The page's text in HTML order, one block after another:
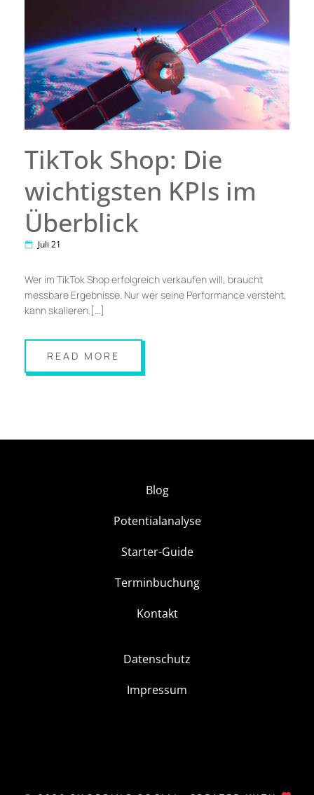
TikTok Shop: Die
wichtigsten KPIs im
Überblick
Juli 21
Wer im TikTok Shop erfolgreich verkaufen will, braucht
messbare Ergebnisse. Nur wer seine Performance versteht,
kann skalieren.[…]
READ MORE
Blog
Potentialanalyse
Starter-Guide
Terminbuchung
Kontakt
Datenschutz
Impressum